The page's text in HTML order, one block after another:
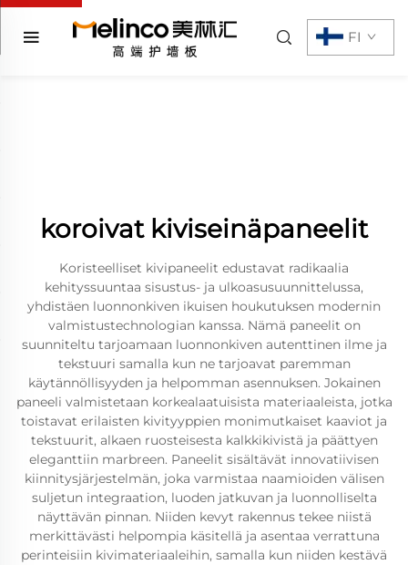
FI
koroivat kiviseinäpaneelit
Koristeelliset kivipaneelit edustavat radikaalia
kehityssuuntaa sisustus- ja ulkoasusuunnittelussa,
yhdistäen luonnonkiven ikuisen houkutuksen modernin
valmistustechnologian kanssa. Nämä paneelit on
suunniteltu tarjoamaan luonnonkiven autenttinen ilme ja
tekstuuri samalla kun ne tarjoavat paremman
käytännöllisyyden ja helpomman asennuksen. Jokainen
paneeli valmistetaan korkealaatuisista materiaaleista, jotka
toistavat erilaisten kivityyppien monimutkaiset kaaviot ja
tekstuurit, alkaen ruosteisesta kalkkikivistä ja päättyen
eleganttiin marbreen. Paneelit sisältävät innovatiivisen
kiinnitysjärjestelmän, joka varmistaa naamioiden välisen
suljetun integraation, luoden jatkuvan ja luonnolliselta
näyttävän pinnan. Niiden kevyt rakennus tekee niistä
merkittävästi helpompia käsitellä ja asentaa verrattuna
perinteisiin kivimateriaaleihin, samalla kun niiden kestävä